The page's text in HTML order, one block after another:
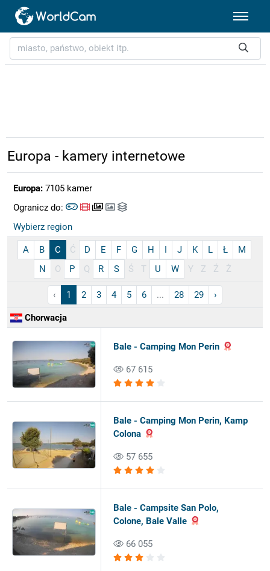
Europa - kamery internetowe
Europa:7105 kamer
Ogranicz do:
Wybierz region
A B C Ć D E F G H I J K L Ł
M
N
O P Q R S Ś T U W Y Z Ź Ż
‹ 1 2 3 4 5 6 ... 28 29 ›
Chorwacja
Bale - Camping Mon Perin
67 615
Bale - Camping Mon Perin, Kamp
Colona
57 655
Bale - Campsite San Polo,
Colone, Bale Valle
66 055